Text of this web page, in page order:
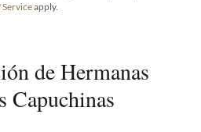
Serviceapply.
de Hermanas
Capuchinas